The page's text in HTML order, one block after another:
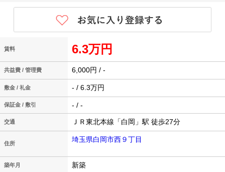
賃料 6.3万円
共益費 / 管理費 6,000円 / -
敷金 / 礼金 - / 6.3万円
保証金 / 敷引 - / -
交通 ＪＲ東北本線「白岡」駅 徒歩27分
住所 埼玉県白岡市西９丁目
築年月 新築